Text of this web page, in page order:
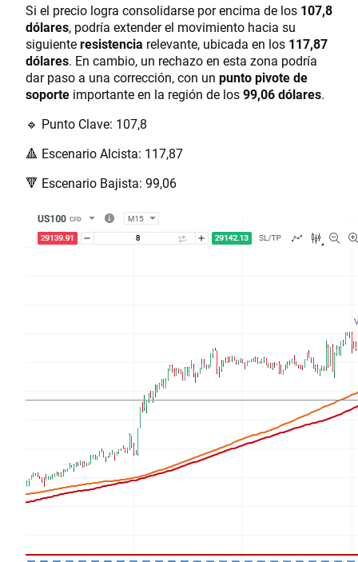
Si el precio logra consolidarse por encima de los 107,8
dólares, podría extender el movimiento hacia su
siguienteresistencia relevante, ubicada en los 117,87
dólares. En cambio, un rechazo en esta zona podría
dar paso a una corrección, con un punto pivote de
soporte importante en la región de los99,06 dólares.
🔹 Punto Clave: 107,8
🔺 Escenario Alcista: 117,87
🔻 Escenario Bajista: 99,06